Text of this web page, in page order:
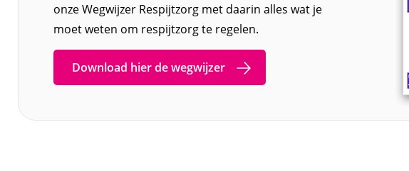
onze Wegwijzer Respijtzorg met daarin alles wat je
moet weten om respijtzorg te regelen.
Download hier de wegwijzer